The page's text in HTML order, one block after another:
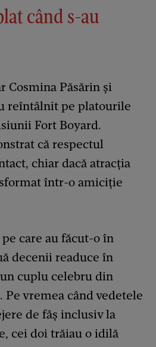
când s-au
Cosmina Păsărin și
reîntâlnit pe platourile
Fort Boyard.
că respectul
chiar dacă atracția
într-o amiciție
care au făcut-o în
decenii readuce în
cuplu celebru din
vremea când vedetele
de fâș inclusiv la
cei doi trăiau o idilă